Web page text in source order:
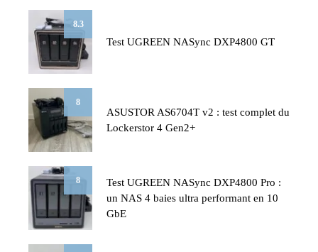
8.3
Test UGREEN NASync DXP4800 GT
8
ASUSTOR AS6704T v2 : test complet du
Lockerstor 4 Gen2+
8
Test UGREEN NASync DXP4800 Pro :
un NAS 4 baies ultra performant en 10
GbE